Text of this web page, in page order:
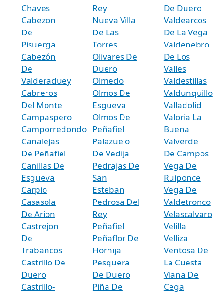
Chaves
Cabezon
De
Pisuerga
Cabezón
De
Valderaduey
Cabreros
Del Monte
Campaspero
Camporredondo
Canalejas
De Peñafiel
Canillas De
Esgueva
Carpio
Casasola
De Arion
Castrejon
De
Trabancos
Castrillo De
Duero
Castrillo-
Rey
Nueva Villa
De Las
Torres
Olivares De
Duero
Olmedo
Olmos De
Esgueva
Olmos De
Peñafiel
Palazuelo
De Vedija
Pedrajas De
San
Esteban
Pedrosa Del
Rey
Peñafiel
Peñaflor De
Hornija
Pesquera
De Duero
Piña De
De Duero
Valdearcos
De La Vega
Valdenebro
De Los
Valles
Valdestillas
Valdunquillo
Valladolid
Valoria La
Buena
Valverde
De Campos
Vega De
Ruiponce
Vega De
Valdetronco
Velascalvaro
Velilla
Velliza
Ventosa De
La Cuesta
Viana De
Cega